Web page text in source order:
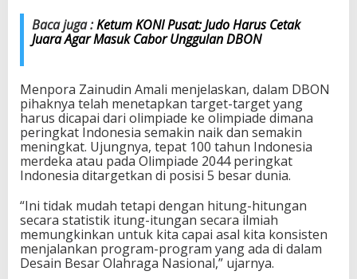
Baca juga :Ketum KONI Pusat: Judo Harus Cetak
Juara Agar Masuk Cabor Unggulan DBON
Menpora Zainudin Amali menjelaskan, dalam DBON
pihaknya telah menetapkan target-target yang
harus dicapai dari olimpiade ke olimpiade dimana
peringkat Indonesia semakin naik dan semakin
meningkat. Ujungnya, tepat 100 tahun Indonesia
merdeka atau pada Olimpiade 2044 peringkat
Indonesia ditargetkan di posisi 5 besar dunia.
“Ini tidak mudah tetapi dengan hitung-hitungan
secara statistik itung-itungan secara ilmiah
memungkinkan untuk kita capai asal kita konsisten
menjalankan program-program yang ada di dalam
Desain Besar Olahraga Nasional,” ujarnya.